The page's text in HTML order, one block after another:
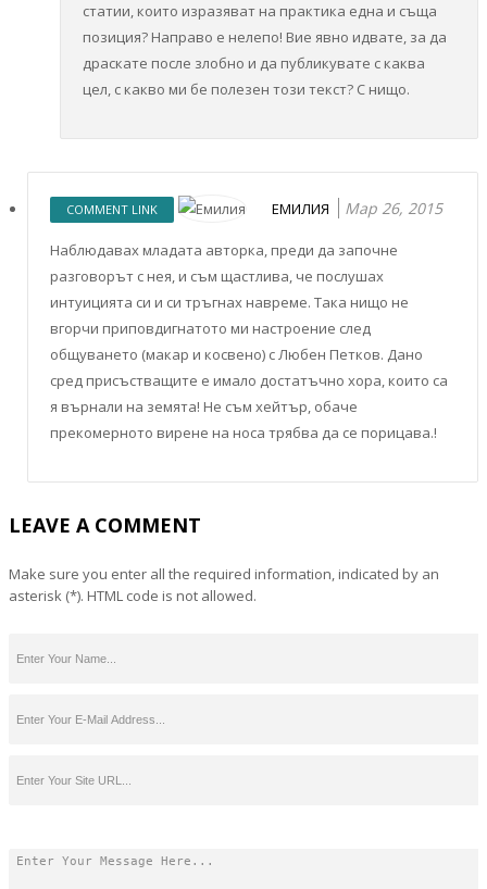
статии, които изразяват на практика една и съща
позиция? Направо е нелепо! Вие явно идвате, за да
драскате после злобно и да публикувате с каква
цел, с какво ми бе полезен този текст? С нищо.
COMMENT LINK ЕМИЛИЯ Мар 26, 2015
Наблюдавах младата авторка, преди да започне
разговорът с нея, и съм щастлива, че послушах
интуицията си и си тръгнах навреме. Така нищо не
вгорчи приповдигнатото ми настроение след
общуването (макар и косвено) с Любен Петков. Дано
сред присъстващите е имало достатъчно хора, които са
я върнали на земята! Не съм хейтър, обаче
прекомерното вирене на носа трябва да се порицава.!
LEAVE A COMMENT
Make sure you enter all the required information, indicated by an
asterisk (*). HTML code is not allowed.